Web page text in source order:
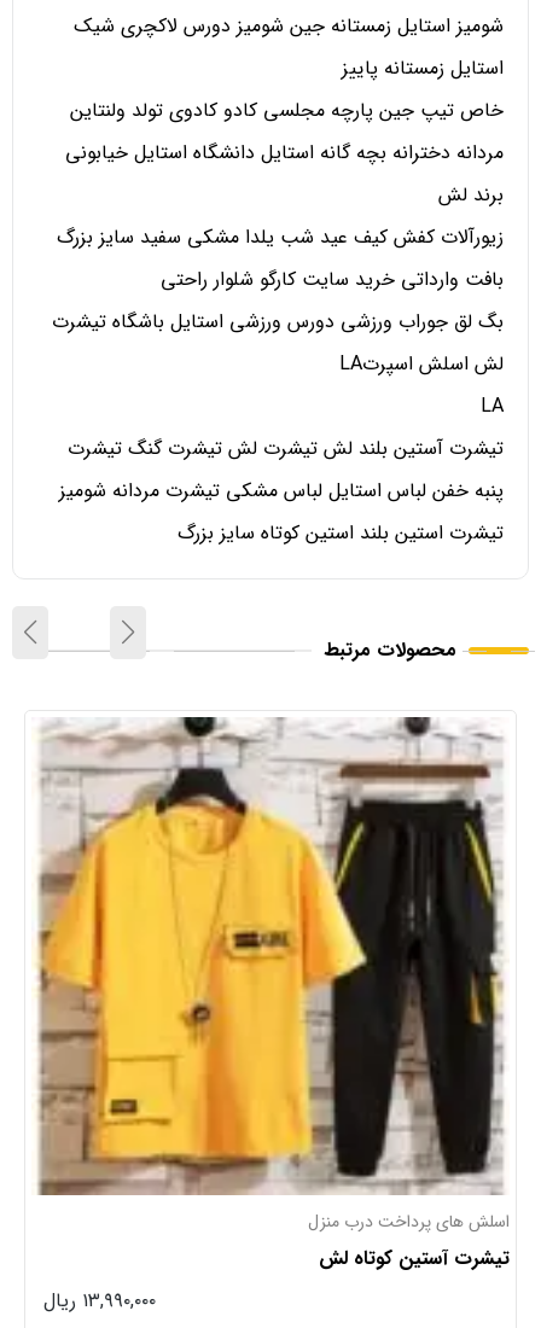
شومیز استایل زمستانه جین شومیز دورس لاکچری شیک
استایل زمستانه پاییز
خاص تیپ جین پارچه مجلسی کادو کادوی تولد ولنتاین
مردانه دخترانه بچه گانه استایل دانشگاه استایل خیابونی
برند لش
زیورآلات کفش کیف عید شب یلدا مشکی سفید سایز بزرگ
بافت وارداتی خرید سایت کارگو شلوار راحتی
بگ لق جوراب ورزشی دورس ورزشی استایل باشگاه تیشرت
لش اسلش اسپرتLA
LA
تیشرت آستین بلند لش تیشرت لش تیشرت گنگ تیشرت
پنبه خفن لباس استایل لباس مشکی تیشرت مردانه شومیز
تیشرت استین بلند استین کوتاه سایز بزرگ
محصولات مرتبط
تیشرت های پرداخت درب منزل
تیشرت لش مچینست خاص
۱۳,۹۹۰,۰۰۰ ریال